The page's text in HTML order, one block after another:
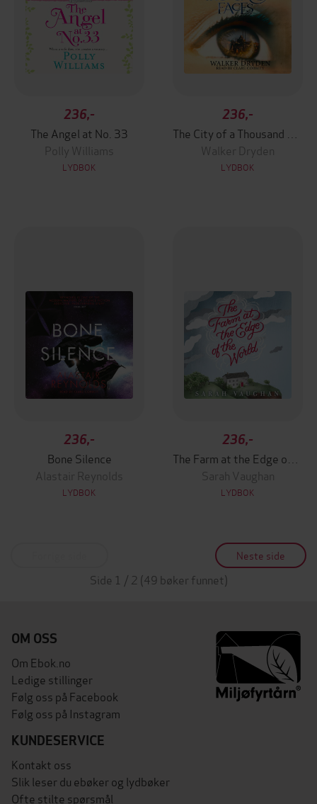
236,-
The Angel at No. 33
Polly Williams
LYDBOK
236,-
Walker Dryden
LYDBOK
236,-
Bone Silence
Alastair Reynolds
LYDBOK
236,-
Sarah Vaughan
LYDBOK
Neste side
Side 1 / 2 (49 bøker funnet)
OM OSS
Om Ebok.no
Ledige stillinger
Følg oss på Facebook
Følg oss på Instagram
KUNDESERVICE
Kontakt oss
Slik leser du ebøker og lydbøker
Ofte stilte spørsmål